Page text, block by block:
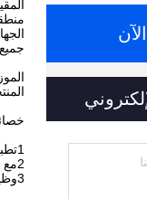
1تطبيق معالجة إشارات رقمية متقدمة وتحقيق سرعة عالية وتوزيع مستقر.
2مع الكريستال السائل وشاشة ملموسة، فمن السهل تشغيلها.
3وظيفة التشخيص الذاتي، عندما روم/رام، A/D أنبوب كهربائي خفيف.